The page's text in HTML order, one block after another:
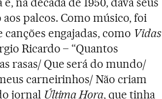
palcos. Como músico, foi
engajadas, como Vidas
Ricardo – “Quantos
rasas/ Que será do mundo/
carneirinhos/ Não criam
jornal Última Hora, que tinha